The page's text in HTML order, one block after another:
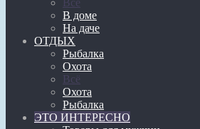
Всё
В доме
На даче
ОТДЫХ
Рыбалка
Охота
Всё
Охота
Рыбалка
ЭТО ИНТЕРЕСНО